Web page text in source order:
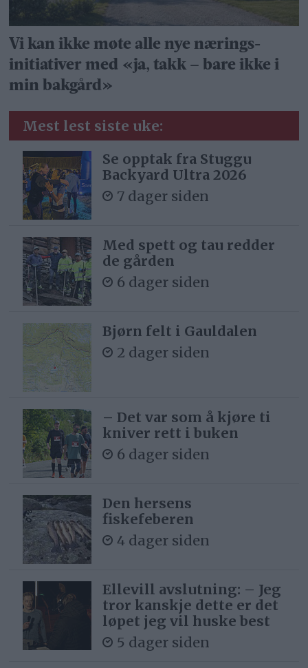
Vi kan ikke møte alle nye nærings­
initiativer med «ja, takk – bare ikke i
min bakgård»
Mest lest siste uke:
Se opptak fra Stuggu
Backyard Ultra 2026
7 dager siden
Med spett og tau redder
de gården
6 dager siden
Bjørn felt i Gauldalen
2 dager siden
– Det var som å kjøre ti
kniver rett i buken
6 dager siden
Den hersens
fiskefeberen
4 dager siden
Ellevill avslutning: – Jeg
tror kanskje dette er det
løpet jeg vil huske best
5 dager siden